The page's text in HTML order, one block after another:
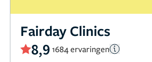
Fairday Clinics
8,9 1684 ervaringen